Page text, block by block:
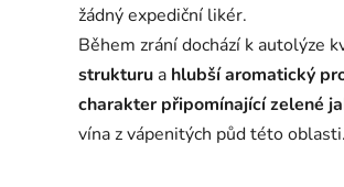
žádný expediční likér.
Během zrání dochází k autolýze
strukturu a hlubší aromatický
charakter připomínající zelené
vína z vápenitých půd této oblasti.